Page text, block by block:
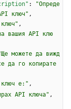
:
"Опреде
ключ" ,
,
вашия API клю
можете да вижд
е да го копирате
е:" ,
API ключа" ,